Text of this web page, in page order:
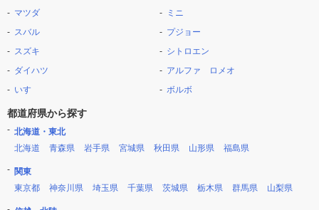
マツダ
スバル
スズキ
ダイハツ
いすゞ
ミニ
プジョー
シトロエン
アルファ ロメオ
ボルボ
都道府県から探す
北海道・東北
北海道
青森県 岩手県 宮城県 秋田県 山形県 福島県
関東
東京都
神奈川県 埼玉県 千葉県 茨城県 栃木県 群馬県 山梨県